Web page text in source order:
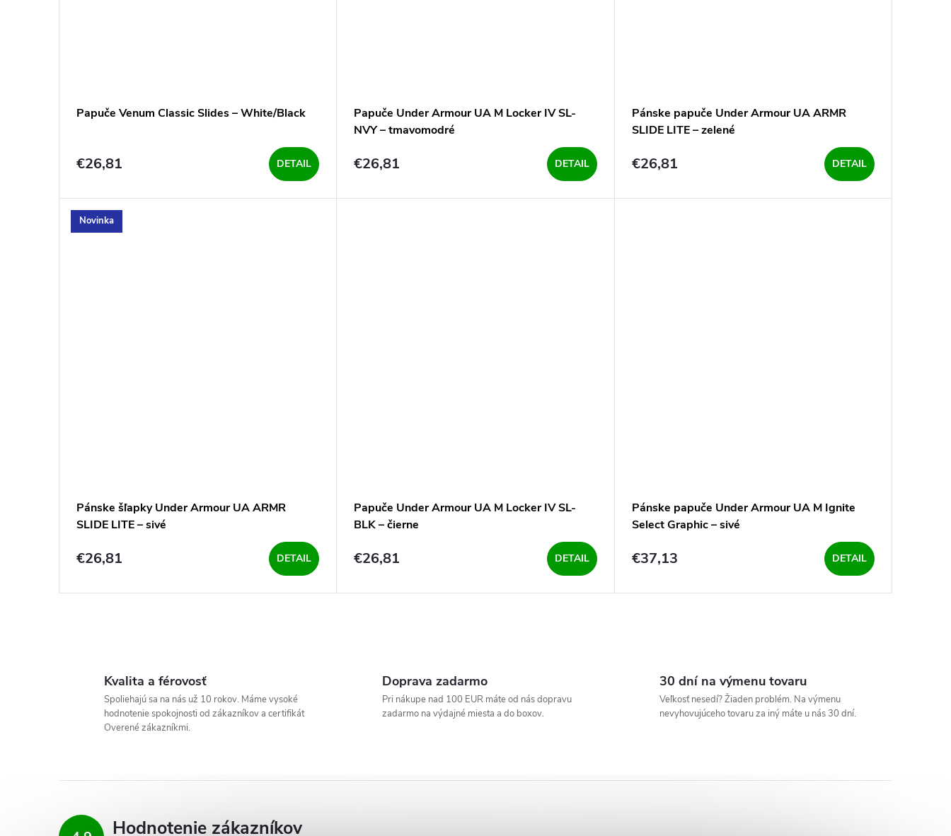
Papuče Venum Classic Slides – White/Black
€26,81 DETAIL
Papuče Under Armour UA M Locker IV SL-
NVY – tmavomodré
€26,81 DETAIL
Pánske papuče Under Armour UA ARMR
SLIDE LITE – zelené
€26,81 DETAIL
Novinka
Pánske šľapky Under Armour UA ARMR
SLIDE LITE – sivé
€26,81 DETAIL
Papuče Under Armour UA M Locker IV SL-
BLK – čierne
€26,81 DETAIL
Pánske papuče Under Armour UA M Ignite
Select Graphic – sivé
€37,13 DETAIL
a
c
Kvalita a férovosť
Spoliehajú sa na nás už 10 rokov. Máme vysoké
hodnotenie spokojnosti od zákazníkov a certifikát
Overené zákazníkmi.
Doprava zadarmo
Pri nákupe nad 100 EUR máte od nás dopravu
zadarmo na výdajné miesta a do boxov.
30 dní na výmenu tovaru
Veľkosť nesedí? Žiaden problém. Na výmenu
nevyhovujúceho tovaru za iný máte u nás 30 dní.
Hodnotenie zákazníkov